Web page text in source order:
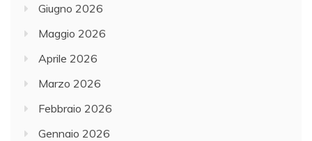
Giugno 2026
Maggio 2026
Aprile 2026
Marzo 2026
Febbraio 2026
Gennaio 2026